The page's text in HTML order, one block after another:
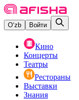
O‘zb Войти
Кино
Концерты
Театры
Рестораны
Выставки
Знания